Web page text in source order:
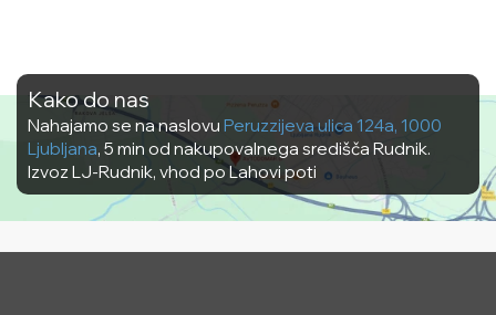
Kako do nas
Nahajamo se na naslovu Peruzzijeva ulica 124a, 1000
Ljubljana, 5 min od nakupovalnega središča Rudnik.
Izvoz LJ-Rudnik, vhod po Lahovi poti